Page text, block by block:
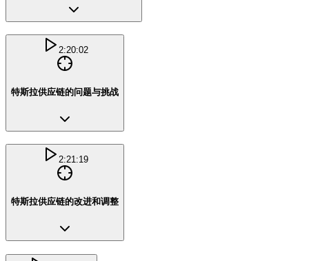
2:20:02
特斯拉供应链的问题与挑战
2:21:19
特斯拉供应链的改进和调整